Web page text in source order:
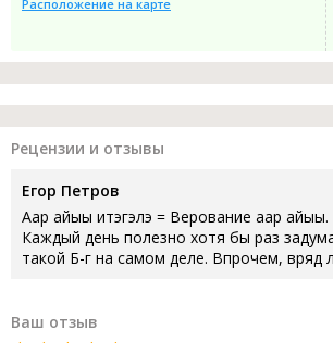
Расположение на карте
Рецензии и отзывы
Егор Петров
Аар айыы итэгэлэ = Верование аар айыы.
Каждый день полезно хотя бы раз
такой Б-г на самом деле. Впрочем, вряд
Ваш отзыв